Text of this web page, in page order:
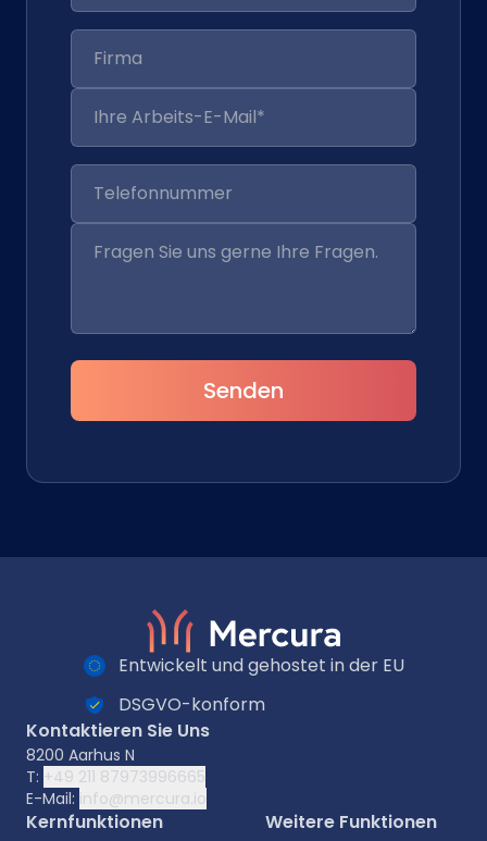
Senden
Entwickelt und gehostet in der EU
DSGVO-konform
Kontaktieren Sie Uns
8200 Aarhus N
T: +49 211 87973996665
E-Mail: info@mercura.io
Kernfunktionen Weitere Funktionen